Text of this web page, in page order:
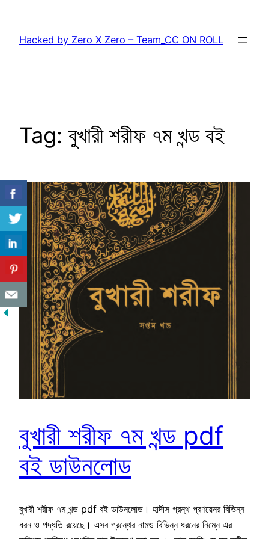
content
Hacked by Zero X Zero – Team_CC ON ROLL
Tag: বুখারী শরীফ ৭ম খন্ড বই
বুখারী শরীফ ৭ম খন্ড pdf
বই ডাউনলোড
বুখারী শরীফ ৭ম খন্ড pdf বই ডাউনলোড। হাদীস গ্রন্থ প্রণয়েনর বিভিন্ন
ধরন ও পদ্ধতি রয়েছে। এসব গ্রন্থের নামও বিভিন্ন ধরনের নিম্নে এর